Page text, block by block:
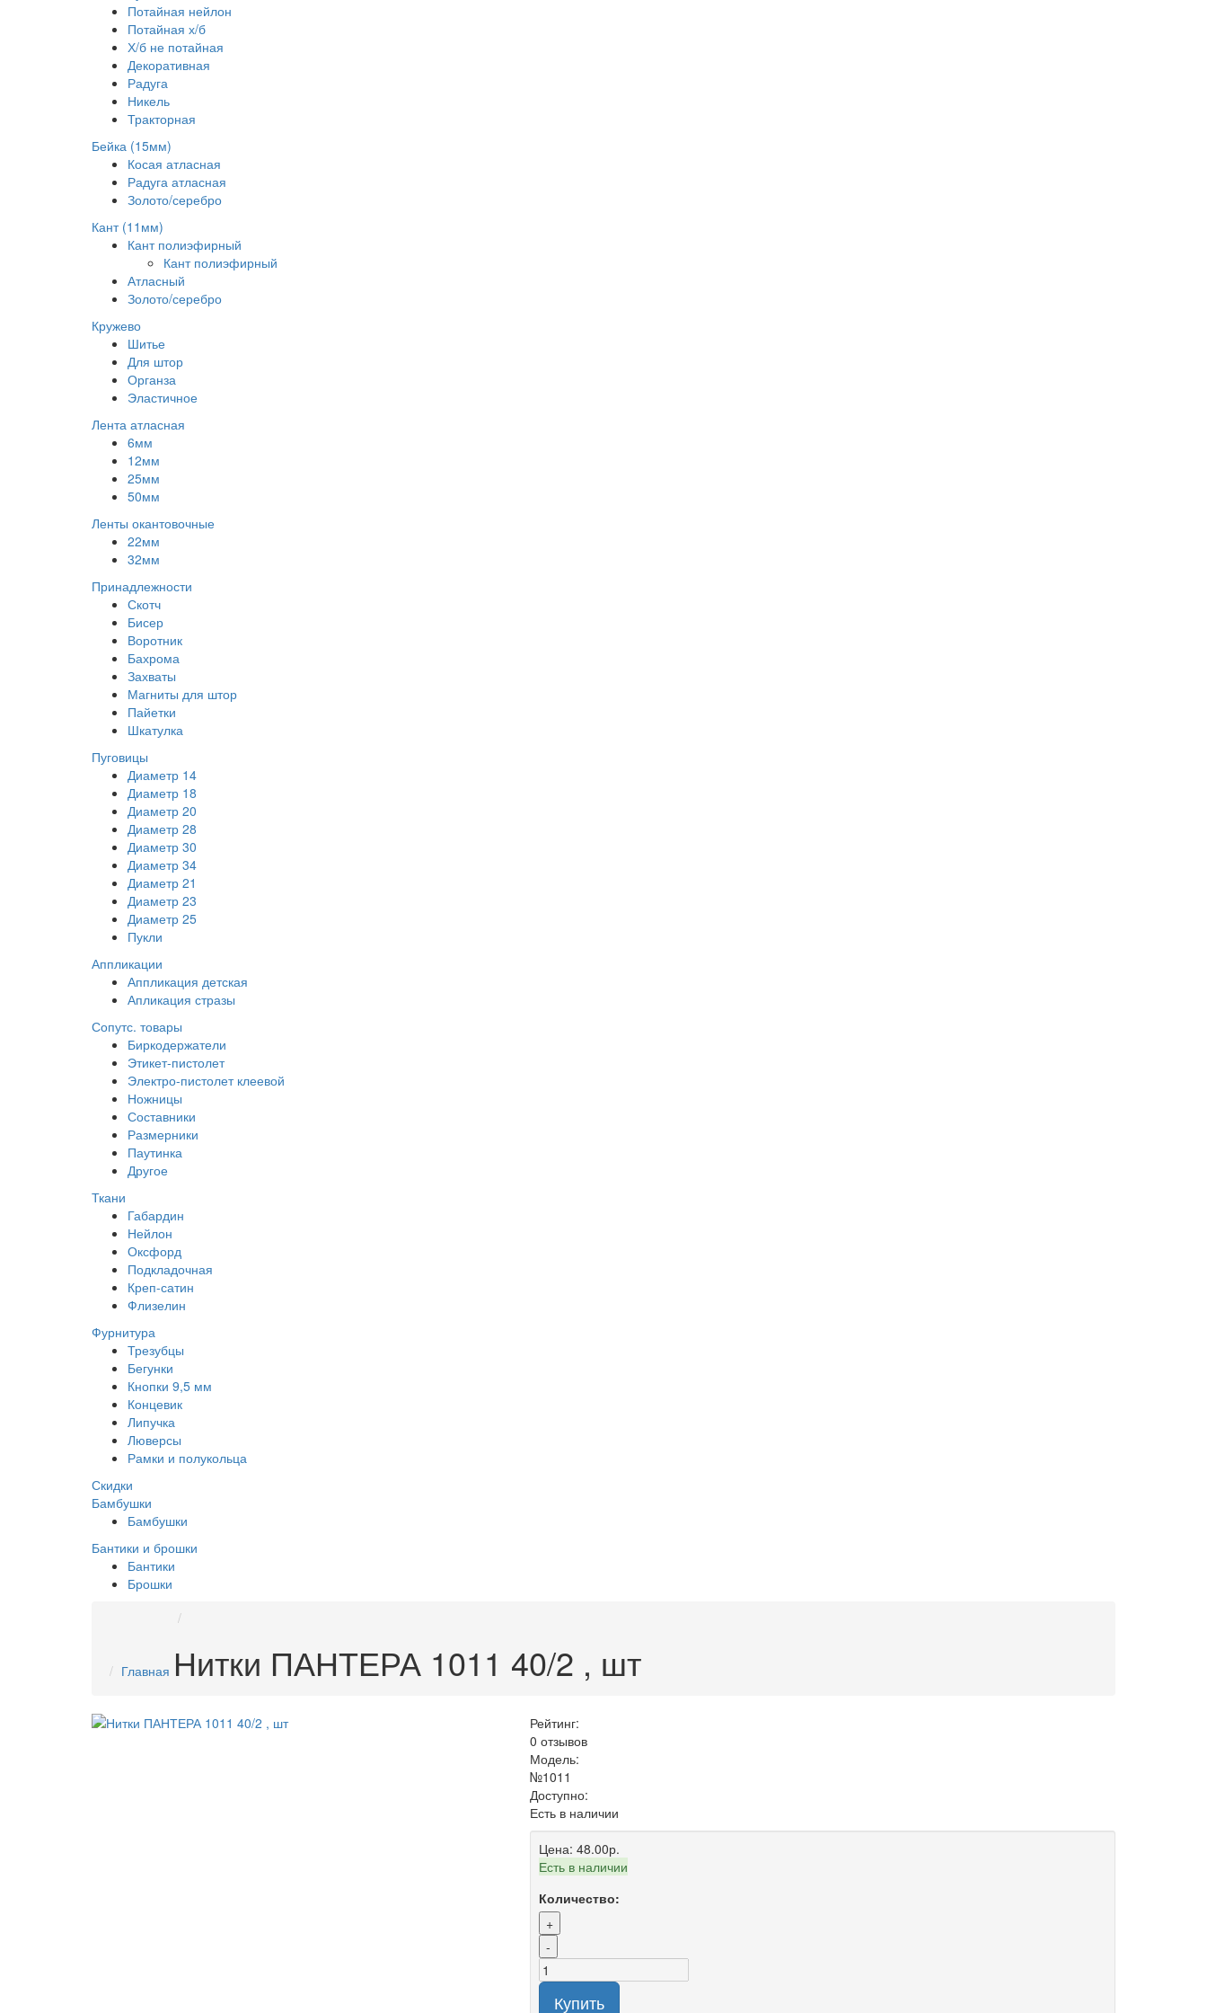
Потайная нейлон
Потайная х/б
Х/б не потайная
Декоративная
Радуга
Никель
Тракторная
Бейка (15мм)
Косая атласная
Радуга атласная
Золото/серебро
Кант (11мм)
Кант полиэфирный
Кант полиэфирный
Атласный
Золото/серебро
Кружево
Шитье
Для штор
Органза
Эластичное
Лента атласная
6мм
12мм
25мм
50мм
Ленты окантовочные
22мм
32мм
Принадлежности
Скотч
Бисер
Воротник
Бахрома
Захваты
Магниты для штор
Пайетки
Шкатулка
Пуговицы
Диаметр 14
Диаметр 18
Диаметр 20
Диаметр 28
Диаметр 30
Диаметр 34
Диаметр 21
Диаметр 23
Диаметр 25
Пукли
Аппликации
Аппликация детская
Апликация стразы
Сопутс. товары
Биркодержатели
Этикет-пистолет
Электро-пистолет клеевой
Ножницы
Составники
Размерники
Паутинка
Другое
Ткани
Габардин
Нейлон
Оксфорд
Подкладочная
Креп-сатин
Флизелин
Фурнитура
Трезубцы
Бегунки
Кнопки 9,5 мм
Концевик
Липучка
Люверсы
Рамки и полукольца
Скидки
Бамбушки
Бамбушки
Бантики и брошки
Бантики
Брошки
Главная Нитки ПАНТЕРА 1011 40/2 , шт
Рейтинг:
0 отзывов
Модель:
№1011
Доступно:
Есть в наличии
Цена: 48.00р.
Есть в наличии
Количество:
+
-
Купить